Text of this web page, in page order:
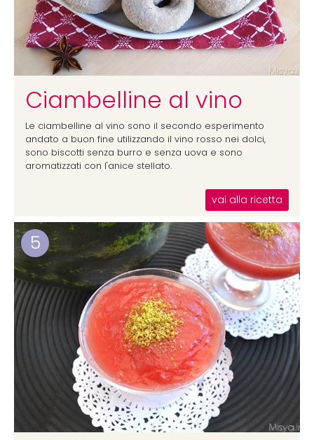
Ciambelline al vino
Le ciambelline al vino sono il secondo esperimento
andato a buon fine utilizzando il vino rosso nei dolci,
sono biscotti senza burro e senza uova e sono
aromatizzati con l'anice stellato.
vai alla ricetta
5